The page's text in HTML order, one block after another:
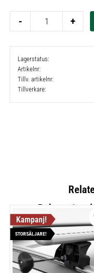
+
-
Lagerstatus
Artikelnr
Tillv. artikelnr
Tillverkare
Thule
STORSÄLJARE!